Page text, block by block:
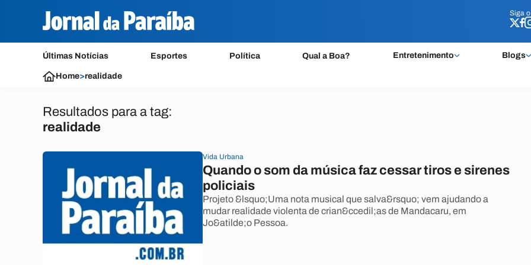
Siga o
Últimas Notícias Esportes Política Qual a Boa? Entretenimento Blogs
Siga o
Home>realidade
Resultados para a tag:
realidade
Vida Urbana
Quando o som da música faz cessar tiros e sirenes
policiais
Projeto &lsquo;Uma nota musical que salva&rsquo; vem ajudando a
mudar realidade violenta de crian&ccedil;as de Mandacaru, em
Jo&atilde;o Pessoa.